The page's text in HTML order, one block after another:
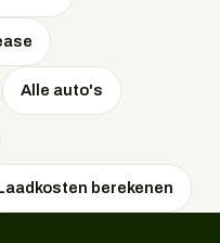
Alle auto's
berekenen